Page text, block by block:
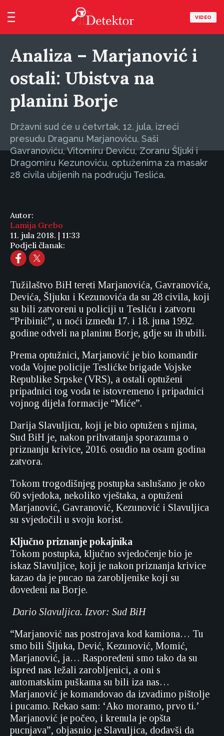
VIDEO
Analiza – Marjanović i
ostali: Ubistva na
planini Borje
Državni sud će u četvrtak, 12. jula, izreći
presudu Draganu Marjanoviću, Saši
Gavranoviću, Vitomiru Deviću, Zoranu Šljuki i
Dragomiru Kezunoviću, optuženima za masakr
28 civila ubijenih na području Teslića.
Autor:
Lamija Grebo
11. jula 2018. | 11:33
Podjeli članak:
Tužilaštvo BiH tereti Marjanovića, Gavranovića,
Devića, Šljuku i Kezunovića da su 28 civila, koji
su bili zatvoreni u policiji u Tesliću i zatvoru
“Pribinić”, u noći između 17. i 18. juna 1992.
godine odveli na planinu Borje, gdje su ih ubili.
Prema optužnici, Marjanović je bio komandir
voda Vojne policije Teslićke brigade Vojske
Republike Srpske (VRS), a ostali optuženi
pripadnici tog voda te istovremeno i pripadnici
vojnog dijela formacije “Miće”.
Darija Slavuljicu, koji je bio optužen s njima,
Sud BiH je, nakon prihvatanja sporazuma o
priznanju krivice, 2016. osudio na osam godina
zatvora.
Tokom trogodišnjeg postupka saslušano je oko
60 svjedoka, nekoliko vještaka, a optuženi
Marjanović, Gavranović, Kezunović i Slavuljica
su svjedočili u svoju korist.
Ključno priznanje pokajnika
Tokom postupka, ključno svjedočenje bio je
iskaz Slavuljice, koji je nakon priznanja krivice
kazao da je pucao na zarobljenike koji su
dovedeni na Borje.
Dario Slavuljica. Izvor: Sud BiH
“Marjanović nas postrojava kod kamiona… Tu
smo bili Šljuka, Dević, Kezunović, Momić,
Marjanović, ja… Raspoređeni smo tako da su
ispred nas ležali zarobljenici, a oni s
automatskim puškama su bili iza nas…
Marjanović je komandovao da izvadimo pištolje
i pucamo. Rekao sam: ‘Ako moramo, prvo ti.’
Marjanović je počeo, i krenula je opšta
pucnjava”, objasnio je Slavuljica, dodavši da